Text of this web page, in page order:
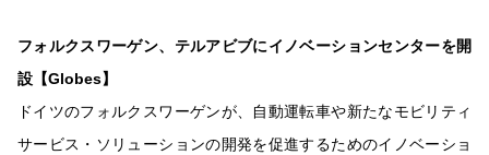
フォルクスワーゲン、テルアビブにイノベーションセンターを開
設【Globes】
ドイツのフォルクスワーゲンが、自動運転車や新たなモビリティ
サービス・ソリューションの開発を促進するためのイノベーショ